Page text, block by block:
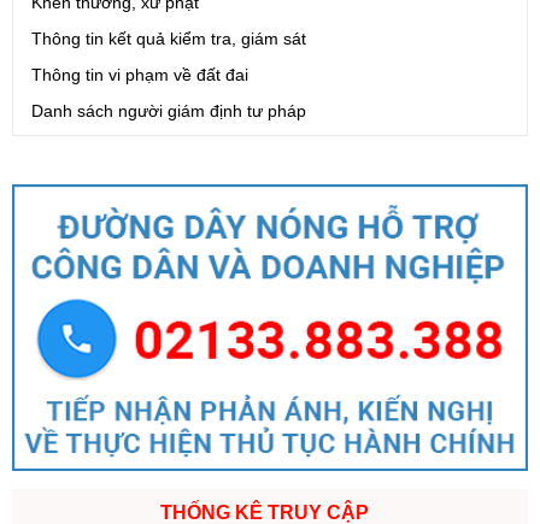
Thông tin kết quả kiểm tra, giám sát
Thông tin vi phạm về đất đai
Danh sách người giám định tư pháp
THỐNG KÊ TRUY CẬP